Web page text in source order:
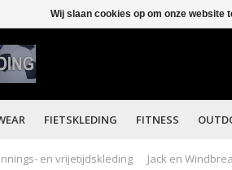
FIETSKLEDING FITNESS
en vrijetijdskleding Jack en
Wij slaan cookies op om onze website